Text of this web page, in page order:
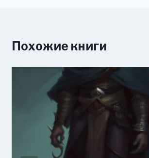
Похожие книги